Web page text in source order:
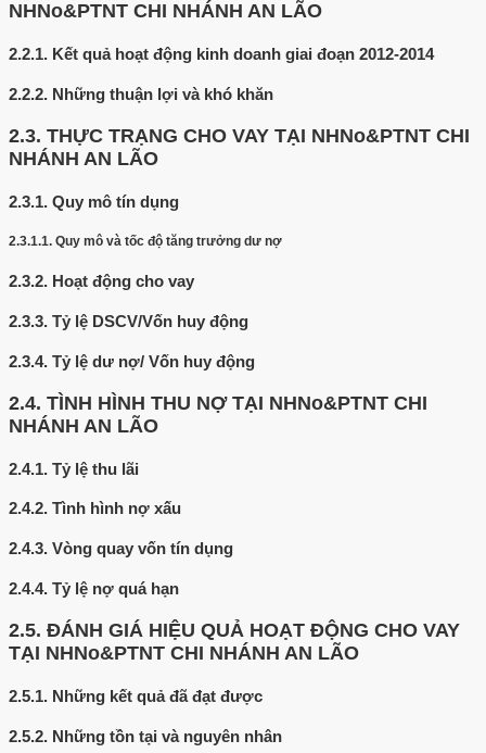
NHNo&PTNT CHI NHÁNH AN LÃO
2.2.1. Kết quả hoạt động kinh doanh giai đoạn 2012-2014
2.2.2. Những thuận lợi và khó khăn
2.3. THỰC TRẠNG CHO VAY TẠI NHNo&PTNT CHI
NHÁNH AN LÃO
2.3.1. Quy mô tín dụng
2.3.1.1. Quy mô và tốc độ tăng trưởng dư nợ
2.3.2. Hoạt động cho vay
2.3.3. Tỷ lệ DSCV/Vốn huy động
2.3.4. Tỷ lệ dư nợ/ Vốn huy động
2.4. TÌNH HÌNH THU NỢ TẠI NHNo&PTNT CHI
NHÁNH AN LÃO
2.4.1. Tỷ lệ thu lãi
2.4.2. Tình hình nợ xấu
2.4.3. Vòng quay vốn tín dụng
2.4.4. Tỷ lệ nợ quá hạn
2.5. ĐÁNH GIÁ HIỆU QUẢ HOẠT ĐỘNG CHO VAY
TẠI NHNo&PTNT CHI NHÁNH AN LÃO
2.5.1. Những kết quả đã đạt được
2.5.2. Những tồn tại và nguyên nhân